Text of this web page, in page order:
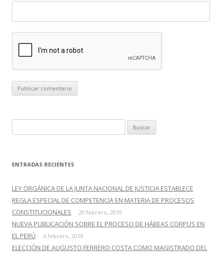
u
c
r
:
ENTRADAS RECIENTES
LEY ORGÁNICA DE LA JUNTA NACIONAL DE JUSTICIA ESTABLECE
REGLA ESPECIAL DE COMPETENCIA EN MATERIA DE PROCESOS
CONSTITUCIONALES
20 febrero, 2019
NUEVA PUBLICACIÓN SOBRE EL PROCESO DE HÁBEAS CORPUS EN
EL PERÚ
6 febrero, 2019
ELECCIÓN DE AUGUSTO FERRERO COSTA COMO MAGISTRADO DEL